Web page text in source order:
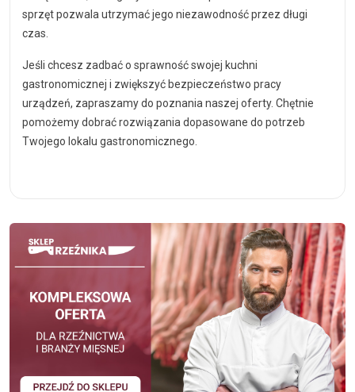
sprzęt pozwala utrzymać jego niezawodność przez długi
czas.
Jeśli chcesz zadbać o sprawność swojej kuchni
gastronomicznej i zwiększyć bezpieczeństwo pracy
urządzeń, zapraszamy do poznania naszej oferty. Chętnie
pomożemy dobrać rozwiązania dopasowane do potrzeb
Twojego lokalu gastronomicznego.